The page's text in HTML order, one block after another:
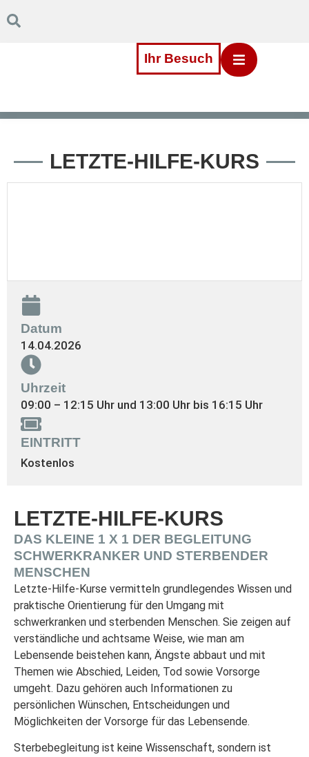
Inhalt
zum
Ihr Besuch
LETZTE-HILFE-KURS
Datum
14.04.2026
Uhrzeit
09:00 – 12:15 Uhr und 13:00 Uhr bis 16:15 Uhr
EINTRITT
Kostenlos
LETZTE-HILFE-KURS
DAS KLEINE 1 X 1 DER BEGLEITUNG
SCHWERKRANKER UND STERBENDER
MENSCHEN
Letzte-Hilfe-Kurse vermitteln grundlegendes Wissen und
praktische Orientierung für den Umgang mit
schwerkranken und sterbenden Menschen. Sie zeigen auf
verständliche und achtsame Weise, wie man am
Lebensende beistehen kann, Ängste abbaut und mit
Themen wie Abschied, Leiden, Tod sowie Vorsorge
umgeht. Dazu gehören auch Informationen zu
persönlichen Wünschen, Entscheidungen und
Möglichkeiten der Vorsorge für das Lebensende.
Sterbebegleitung ist keine Wissenschaft, sondern ist